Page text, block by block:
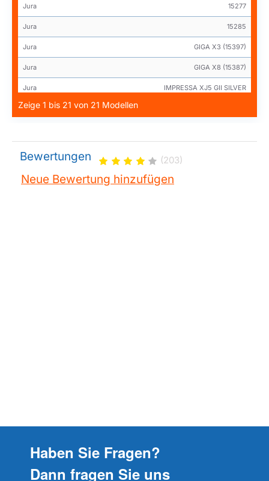
Jura 15277
Jura 15285
Jura GIGA X3 (15397)
Jura GIGA X8 (15387)
Jura IMPRESSA XJ5 GII SILVER
Jura
Zeige 1 bis 21 von 21 Modellen
Bewertungen (203)
Neue Bewertung hinzufügen
Haben Sie Fragen?
Dann fragen Sie uns